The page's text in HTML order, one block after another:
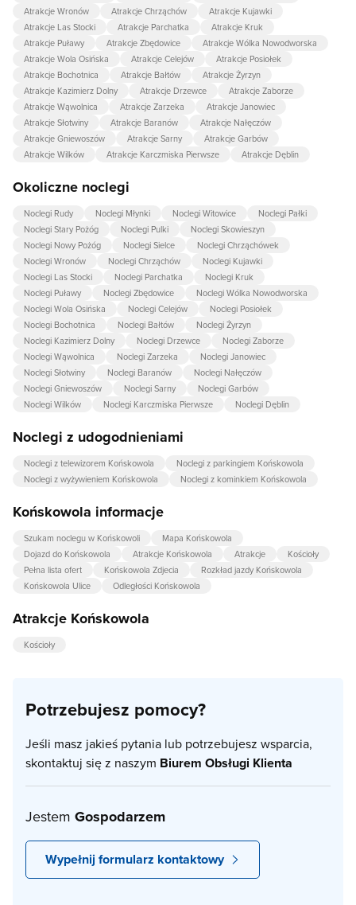
Atrakcje Wronów
Atrakcje Chrząchów
Atrakcje Kujawki
Atrakcje Las Stocki
Atrakcje Parchatka
Atrakcje Kruk
Atrakcje Puławy
Atrakcje Zbędowice
Atrakcje Wólka Nowodworska
Atrakcje Wola Osińska
Atrakcje Celejów
Atrakcje Posiołek
Atrakcje Bochotnica
Atrakcje Bałtów
Atrakcje Żyrzyn
Atrakcje Kazimierz Dolny
Atrakcje Drzewce
Atrakcje Zaborze
Atrakcje Wąwolnica
Atrakcje Zarzeka
Atrakcje Janowiec
Atrakcje Słotwiny
Atrakcje Baranów
Atrakcje Nałęczów
Atrakcje Gniewoszów
Atrakcje Sarny
Atrakcje Garbów
Atrakcje Wilków
Atrakcje Karczmiska Pierwsze Atrakcje Dęblin
Okoliczne noclegi
Noclegi Rudy Noclegi Młynki Noclegi Witowice
Noclegi Pałki
Noclegi Stary Pożóg
Noclegi Pulki
Noclegi Skowieszyn
Noclegi Nowy Pożóg
Noclegi Sielce
Noclegi Chrząchówek
Noclegi Wronów
Noclegi Chrząchów
Noclegi Kujawki
Noclegi Las Stocki
Noclegi Parchatka
Noclegi Kruk
Noclegi Puławy
Noclegi Zbędowice
Noclegi Wólka Nowodworska
Noclegi Wola Osińska
Noclegi Celejów
Noclegi Posiołek
Noclegi Bochotnica
Noclegi Bałtów
Noclegi Żyrzyn
Noclegi Kazimierz Dolny
Noclegi Drzewce
Noclegi Zaborze
Noclegi Wąwolnica
Noclegi Zarzeka
Noclegi Janowiec
Noclegi Słotwiny
Noclegi Baranów
Noclegi Nałęczów
Noclegi Gniewoszów
Noclegi Sarny
Noclegi Garbów
Noclegi Wilków
Noclegi Karczmiska Pierwsze Noclegi Dęblin
Noclegi z udogodnieniami
Noclegi z telewizorem Końskowola
Noclegi z parkingiem Końskowola
Noclegi z wyżywieniem Końskowola
Noclegi z kominkiem Końskowola
Końskowola informacje
Szukam noclegu w Końskowoli
Mapa Końskowola
Dojazd do Końskowola
Atrakcje Końskowola Atrakcje
Kościoły
Pełna lista ofert
Końskowola Zdjecia
Rozkład jazdy Końskowola
Końskowola Ulice
Odległości Końskowola
Atrakcje Końskowola
Kościoły
Potrzebujesz pomocy?
Jeśli masz jakieś pytania lub potrzebujesz wsparcia,
skontaktuj się z naszym Biurem Obsługi Klienta
Jestem Gospodarzem
Wypełnij formularz kontaktowy